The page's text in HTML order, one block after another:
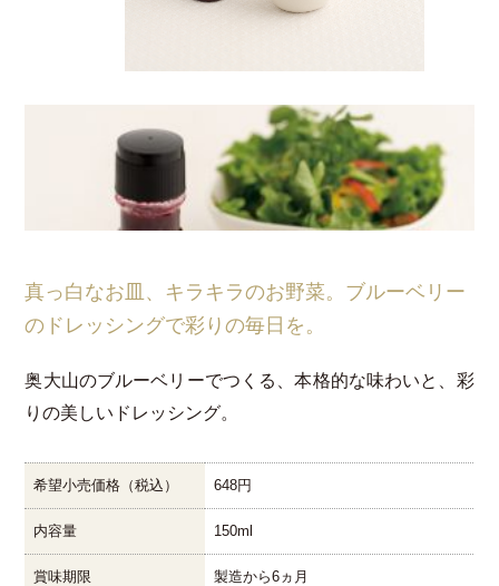
真っ白なお皿、キラキラのお野菜。ブルーベリー
のドレッシングで彩りの毎日を。
奥大山のブルーベリーでつくる、本格的な味わいと、彩
りの美しいドレッシング。
希望小売価格（税込） 648円
内容量 150ml
賞味期限 製造から6ヵ月